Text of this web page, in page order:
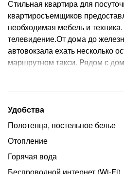
Стильная квартира для
квартиросъемщиков
необходимая мебель и
телевидение.От дома до
автовокзала ехать несколько
маршрутном такси. Рядом с
Удобства
Полотенца, постельное белье
Отопление
Горячая вода